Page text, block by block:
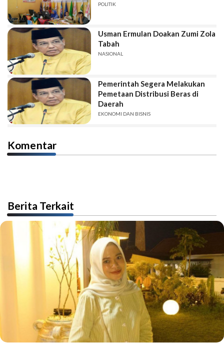
POLITIK
Usman Ermulan Doakan Zumi Zola
Tabah
NASIONAL
Pemerintah Segera Melakukan
Pemetaan Distribusi Beras di
Daerah
EKONOMI DAN BISNIS
Komentar
Berita Terkait